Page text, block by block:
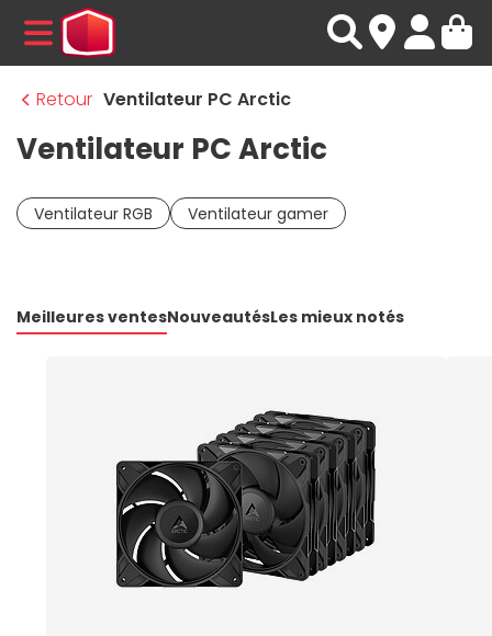
MENU
Retour Ventilateur PC Arctic
Ventilateur PC Arctic
Ventilateur RGB Ventilateur gamer
Meilleures ventesNouveautésLes mieux notés